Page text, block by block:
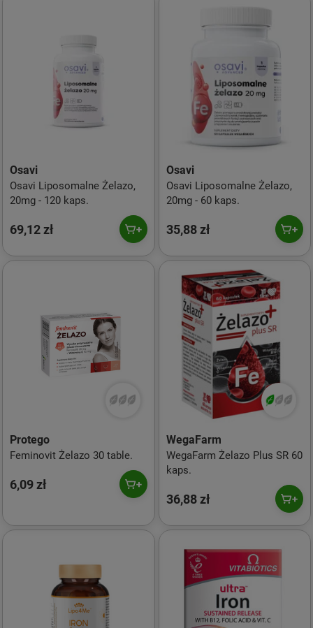
Osavi
Osavi Liposomalne Żelazo,
20mg - 120 kaps.
69,12 zł
Osavi
Osavi Liposomalne Żelazo,
20mg - 60 kaps.
35,88 zł
Protego
Feminovit Żelazo 30 table.
6,09 zł
WegaFarm
WegaFarm Żelazo Plus SR 60
kaps.
36,88 zł